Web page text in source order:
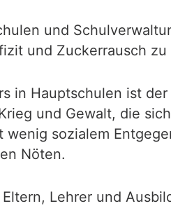
und
und Zuckerrausch
in Hauptschulen ist
und Gewalt, die
wenig sozialem
Nöten.
Eltern, Lehrer und